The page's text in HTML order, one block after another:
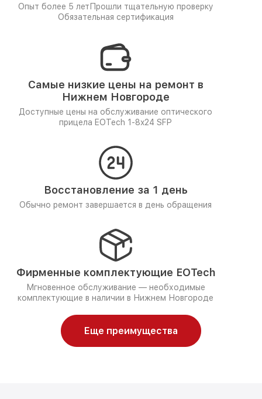
Опыт более 5 лет Прошли тщательную проверку
Обязательная сертификация
Самые низкие цены на ремонт в
Нижнем Новгороде
Доступные цены на обслуживание оптического
прицела EOTech 1-8x24 SFP
Восстановление за 1 день
Обычно ремонт завершается в день обращения
Фирменные комплектующие EOTech
Мгновенное обслуживание — необходимые
комплектующие в наличии в Нижнем Новгороде
Еще преимущества